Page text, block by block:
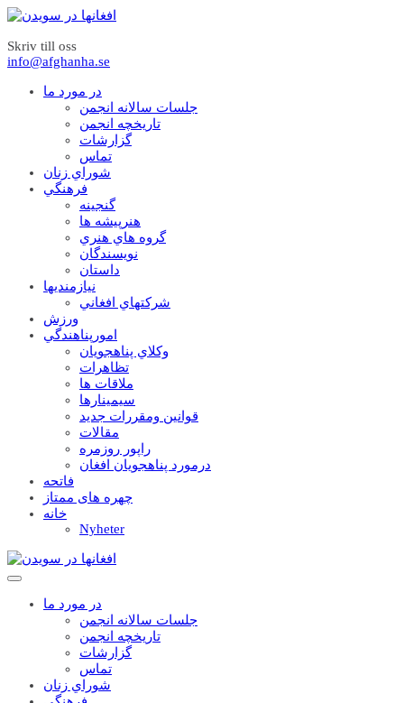
Skriv till oss
info@afghanha.se
در مورد ما
جلسات سالانه انجمن
تاریخچه انجمن
گزارشات
تماس
شوراي زنان
فرهنگي
گنجينه
هنرپيشه ها
گروه هاي هنري
نويسندگان
داستان
نيازمنديها
شرکتهاي افغاني
ورزش
امورپناهندگي
وکلاي پناهجويان
تظاهرات
ملاقات ها
سيمينارها
قوانين ومقررات جديد
مقالات
راپور روزمره
درمورد پناهجويان افغان
فاتحه
چهره های ممتاز
خانه
Nyheter
در مورد ما
جلسات سالانه انجمن
تاریخچه انجمن
گزارشات
تماس
شوراي زنان